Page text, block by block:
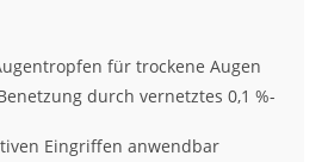
für trockene Augen
durch vernetztes 0,1 %-
Eingriffen anwendbar